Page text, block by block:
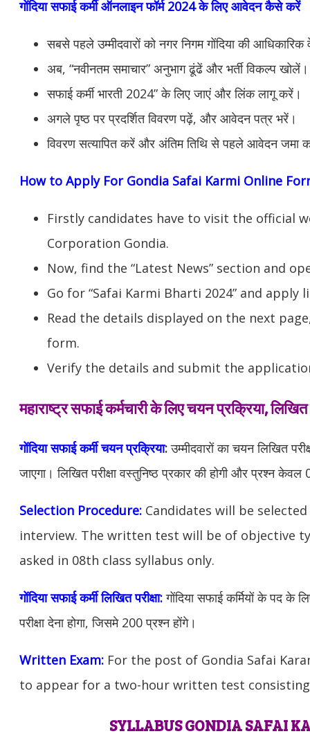
गोंदिया सफाई कर्मी ऑनलाइन फॉर्म 2024 के लिए आवेदन कैसे करें
सबसे पहले उम्मीदवारों को नगर निगम गोंदिया की आधिकारिक
अब, “नवीनतम समाचार” अनुभाग ढूंढें और भर्ती विकल्प खोलें।
सफाई कर्मी भारती 2024” के लिए जाएं और लिंक लागू करें।
अगले पृष्ठ पर प्रदर्शित विवरण पढ़ें, और आवेदन पत्र भरें।
विवरण सत्यापित करें और अंतिम तिथि से पहले आवेदन जमा
How to Apply For Gondia Safai Karmi Online
Firstly candidates have to visit the official
Corporation Gondia.
Now, find the “Latest News” section and
Go for “Safai Karmi Bharti 2024” and apply
Read the details displayed on the next
form.
Verify the details and submit the
महाराष्ट्र सफाई कर्मचारी के लिए चयन प्रक्रिया, लिखित
गोंदिया सफाई कर्मी चयन प्रक्रिया:उम्मीदवारों का चयन लिखित
जाएगा। लिखित परीक्षा वस्तुनिष्ठ प्रकार की होगी और प्रश्न
Selection Procedure: Candidates will be
interview. The written test will be of objective
asked in 08th class syllabus only.
गोंदिया सफाई कर्मी लिखित परीक्षा:गोंदियासफाई कर्मियों के पद के
परीक्षा देना होगा, जिसमे 200 प्रश्न होंगे।
Written Exam: For the post of Gondia Safai
to appear for a two-hour written test
SYLLABUS GONDIA SAFAI